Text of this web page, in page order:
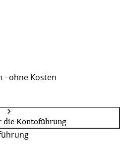
- ohne Kosten
die Kontoführung